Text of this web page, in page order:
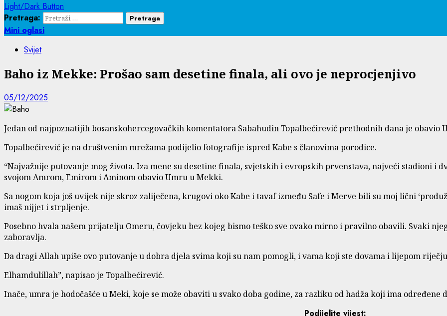
Light/Dark Button
Pretraga:
Mini oglasi
Svijet
Baho iz Mekke: Prošao sam desetine finala, ali ovo je neprocjenjivo
05/12/2025
Jedan od najpoznatijih bosanskohercegovačkih komentatora Sabahudin Topalbećirević prethodnih dana je obavio
Topalbećirević je na društvenim mrežama podijelio fotografije ispred Kabe s članovima porodice.
“Najvažnije putovanje mog života. Iza mene su desetine finala, svjetskih i evropskih prvenstava, najveći stadioni i
svojom Amrom, Emirom i Aminom obavio Umru u Mekki.
Sa nogom koja još uvijek nije skroz zaliječena, krugovi oko Kabe i tavaf između Safe i Merve bili su moj lični
imaš nijjet i strpljenje.
Posebno hvala našem prijatelju Omeru, čovjeku bez kojeg bismo teško sve ovako mirno i pravilno obavili. Svaki
zaboravlja.
Da dragi Allah upiše ovo putovanje u dobra djela svima koji su nam pomogli, i vama koji ste dovama i lijepom
Elhamdulillah”, napisao je Topalbećirević.
Inače, umra je hodočašće u Meki, koje se može obaviti u svako doba godine, za razliku od hadža koji ima određene
Podijelite vijest: